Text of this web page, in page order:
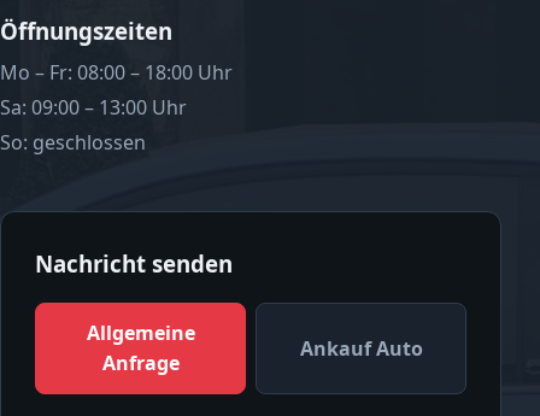
Öffnungszeiten
Mo – Fr: 08:00 – 18:00 Uhr
Sa: 09:00 – 13:00 Uhr
So: geschlossen
Nachricht senden
Allgemeine
Anfrage
Ankauf Auto